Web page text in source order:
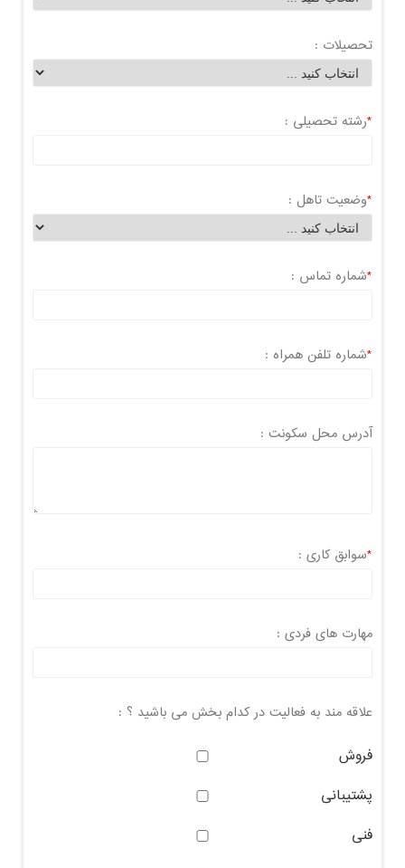
تحصیلات :
*رشته تحصیلی :
*وضعیت تاهل :
*شماره تماس :
*شماره تلفن همراه :
آدرس محل سکونت :
*سوابق کاری :
مهارت های فردی :
علاقه مند به فعالیت در کدام بخش می باشید ؟ :
فروش
پشتیبانی
فنی